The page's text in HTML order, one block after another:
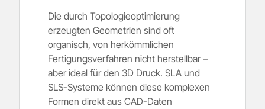
Die durch Topologieoptimierung
erzeugten Geometrien sind oft
organisch, von herkömmlichen
Fertigungsverfahren nicht herstellbar –
aber ideal für den 3D Druck. SLA und
SLS-Systeme können diese komplexen
Formen direkt aus CAD-Daten